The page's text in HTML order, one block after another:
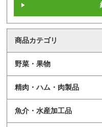
商品カテゴリ
野菜・果物
精肉・ハム・肉製品
魚介・水産加工品